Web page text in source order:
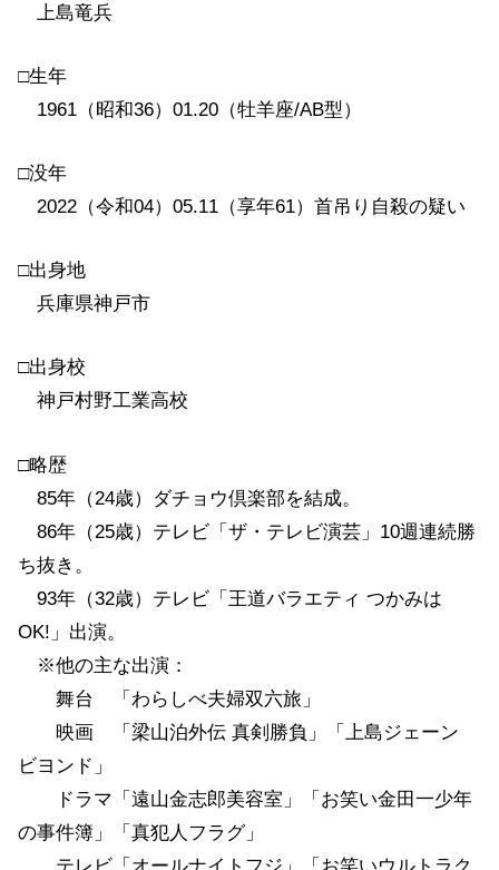
上島竜兵
□生年
1961（昭和36）01.20（牡羊座/AB型）
□没年
2022（令和04）05.11（享年61）首吊り自殺の疑い
□出身地
兵庫県神戸市
□出身校
神戸村野工業高校
□略歴
85年（24歳）ダチョウ倶楽部を結成。
86年（25歳）テレビ「ザ・テレビ演芸」10週連続勝
ち抜き。
93年（32歳）テレビ「王道バラエティ つかみは
OK!」出演。
※他の主な出演：
舞台 「わらしべ夫婦双六旅」
映画 「梁山泊外伝 真剣勝負」「上島ジェーン
ビヨンド」
ドラマ「遠山金志郎美容室」「お笑い金田一少年
の事件簿」「真犯人フラグ」
テレビ「オールナイトフジ」「お笑いウルトラク